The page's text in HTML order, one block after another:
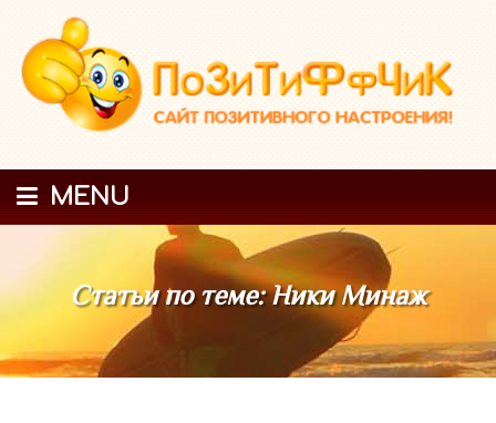
MENU
Статьи по теме: Ники Минаж